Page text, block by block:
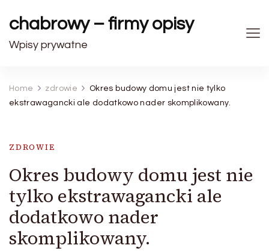
chabrowy – firmy opisy
Wpisy prywatne
Home zdrowie
Okres budowy domu jest nie tylko
ekstrawagancki ale dodatkowo nader skomplikowany.
ZDROWIE
Okres budowy domu jest nie
tylko ekstrawagancki ale
dodatkowo nader
skomplikowany.